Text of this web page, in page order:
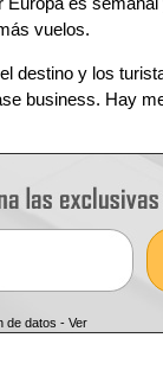
vuelos.
destino y los
business. Hay
de datos -Ver